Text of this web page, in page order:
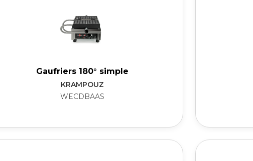
Gaufriers 180° simple
KRAMPOUZ
WECDBAAS